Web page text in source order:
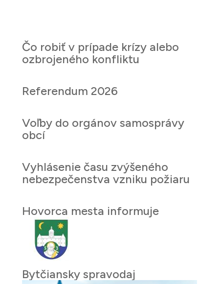
Čo robiť v prípade krízy alebo
ozbrojeného konfliktu
Referendum 2026
Voľby do orgánov samosprávy
obcí
Vyhlásenie času zvýšeného
nebezpečenstva vzniku požiaru
Hovorca mesta informuje
Bytčiansky spravodaj